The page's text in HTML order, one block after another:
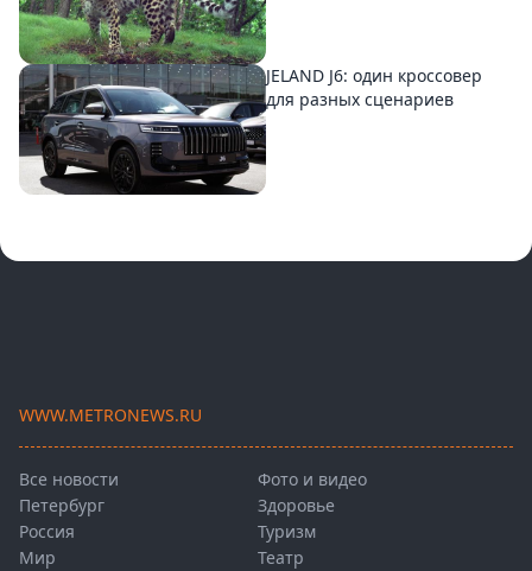
JELAND J6: один кроссовер
для разных сценариев
WWW.METRONEWS.RU
Все новости
Петербург
Россия
Мир
Фото и видео
Здоровье
Туризм
Театр